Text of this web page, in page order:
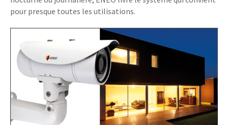
pour presque toutes les utilisations.